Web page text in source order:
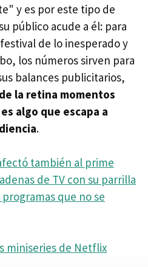
y es por este tipo de
público acude a él: para
de lo inesperado y
los números sirven para
balances publicitarios,
la retina momentos
algo que escapa a
.
también al prime
de TV con su parrilla
que no se
miniseries de Netflix